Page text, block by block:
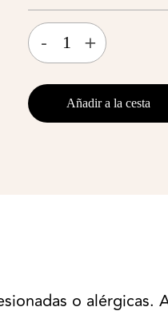
- +
Añadir a la cesta
o